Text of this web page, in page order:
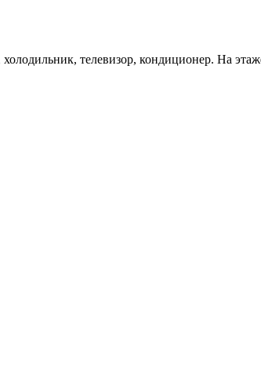
телевизор, кондиционер. На